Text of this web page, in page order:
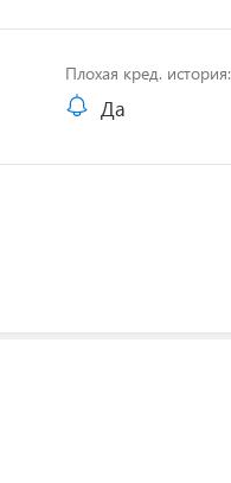
Плохая кред. история:
Да